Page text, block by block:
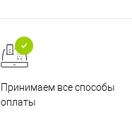
Принимаем все способы
оплаты